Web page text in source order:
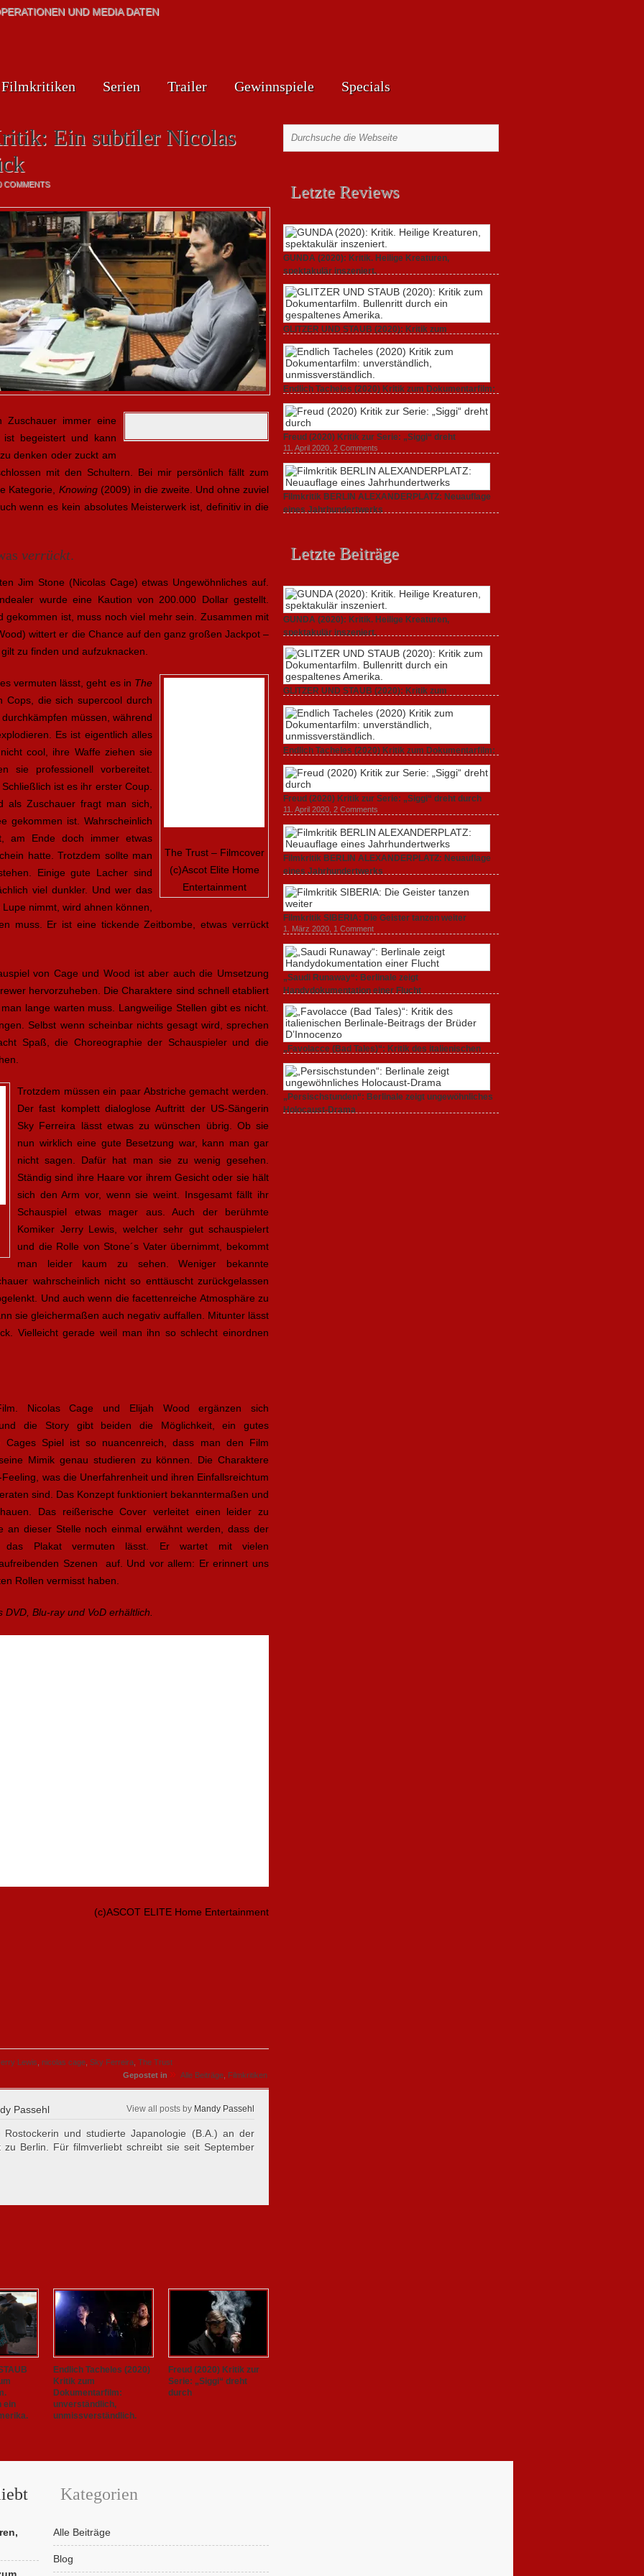
UND MEDIA DATEN
Filmkritiken Serien Trailer Gewinnspiele Specials
Ein subtiler Nicolas
COMMENTS
immer eine
ist begeistert und kann
denken oder zuckt am
mit den Schultern. Bei mir persönlich fällt zum
Kategorie, Knowing(2009) in die zweite. Und ohne zuviel
wenn es kein absolutes Meisterwerk ist, definitiv in die
verrückt.
Jim Stone (Nicolas Cage) etwas Ungewöhnliches auf.
wurde eine Kaution von 200.000 Dollar gestellt.
gekommen ist, muss noch viel mehr sein. Zusammen mit
wittert er die Chance auf den ganz großen Jackpot –
zu finden und aufzuknacken.
The Trust – Filmcover
(c)Ascot Elite Home
Entertainment
vermuten lässt, geht es in The
die sich supercool durch
müssen, während
Es ist eigentlich alles
cool, ihre Waffe ziehen sie
sie professionell vorbereitet.
ist es ihr erster Coup.
als Zuschauer fragt man sich,
gekommen ist. Wahrscheinlich
am Ende doch immer etwas
hatte. Trotzdem sollte man
Einige gute Lacher sind
viel dunkler. Und wer das
nimmt, wird ahnen können,
muss. Er ist eine tickende Zeitbombe, etwas verrückt
von Cage und Wood ist aber auch die Umsetzung
hervorzuheben. Die Charaktere sind schnell etabliert
lange warten muss. Langweilige Stellen gibt es nicht.
Selbst wenn scheinbar nichts gesagt wird, sprechen
Spaß, die Choreographie der Schauspieler und die
Trotzdem müssen ein paar Abstriche gemacht werden.
Der fast komplett dialoglose Auftritt der US-Sängerin
Sky Ferreira lässt etwas zu wünschen übrig. Ob sie
nun wirklich eine gute Besetzung war, kann man gar
nicht sagen. Dafür hat man sie zu wenig gesehen.
Ständig sind ihre Haare vor ihrem Gesicht oder sie hält
sich den Arm vor, wenn sie weint. Insgesamt fällt ihr
Schauspiel etwas mager aus. Auch der berühmte
Komiker Jerry Lewis, welcher sehr gut schauspielert
und die Rolle von Stone´s Vater übernimmt, bekommt
man leider kaum zu sehen. Weniger bekannte
wahrscheinlich nicht so enttäuscht zurückgelassen
Und auch wenn die facettenreiche Atmosphäre zu
sie gleichermaßen auch negativ auffallen. Mitunter lässt
Vielleicht gerade weil man ihn so schlecht einordnen
Nicolas Cage und Elijah Wood ergänzen sich
und die Story gibt beiden die Möglichkeit, ein gutes
Cages Spiel ist so nuancenreich, dass man den Film
Mimik genau studieren zu können. Die Charaktere
Feeling, was die Unerfahrenheit und ihren Einfallsreichtum
sind. Das Konzept funktioniert bekanntermaßen und
Das reißerische Cover verleitet einen leider zu
an dieser Stelle noch einmal erwähnt werden, dass der
Plakat vermuten lässt. Er wartet mit vielen
Szenen auf. Und vor allem: Er erinnert uns
Rollen vermisst haben.
DVD, Blu-ray und VoD erhältlich.
(c)ASCOT ELITE Home Entertainment
Lewis nicolas cage Sky Ferreira The Trust
Gepostet in » Alle Beiträge Filmkritiken
Passehl View all posts by Mandy Passehl
Rostockerin und studierte Japanologie (B.A.) an der
zu Berlin. Für filmverliebt schreibt sie seit September
ein
Endlich Tacheles (2020)
Kritik zum
Dokumentarfilm:
unverständlich,
unmissverständlich.
Freud (2020) Kritik zur
Serie: „Siggi“ dreht
durch
Letzte Reviews
GUNDA (2020): Kritik. Heilige Kreaturen,
spektakulär inszeniert.
GLITZER UND STAUB (2020): Kritik zum
Dokumentarfilm.
3. Oktober 2020,2 Comments
Endlich Tacheles (2020) Kritik zum Dokumentarfilm:
unverständlich,
19. Mai 2020,0 Comments
Freud (2020) Kritik zur Serie: „Siggi“ dreht
11. April 2020, 2 Comments
Filmkritik BERLIN ALEXANDERPLATZ: Neuauflage
eines Jahrhundertwerks
Letzte Beiträge
GUNDA (2020): Kritik. Heilige Kreaturen,
spektakulär inszeniert.
GLITZER UND STAUB (2020): Kritik zum
Dokumentarfilm. Bullenritt durch ein gespaltenes
Amerika.
3. Oktober 2020,2 Comments
Endlich Tacheles (2020) Kritik zum Dokumentarfilm:
unverständlich, unmissverständlich.
19. Mai 2020,0 Comments
Freud (2020) Kritik zur Serie: „Siggi“ dreht durch
11. April 2020, 2 Comments
Filmkritik BERLIN ALEXANDERPLATZ: Neuauflage
eines Jahrhundertwerks
Filmkritik SIBERIA: Die Geister tanzen weiter
1. März 2020, 1 Comment
„Saudi Runaway“: Berlinale zeigt
Handydokumentation einer Flucht
„Favolacce (Bad Tales)“: Kritik des italienischen
Berlinale-Beitrags der Brüder D’Innocenzo
25. Februar 2020,2 Comments
„Persischstunden“: Berlinale zeigt ungewöhnliches
Holocaust-Drama
Kategorien
Alle Beiträge
Blog